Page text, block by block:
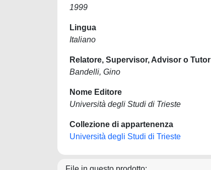
1999
Lingua
Italiano
Relatore, Supervisor, Advisor o Tutor
Bandelli, Gino
Nome Editore
Università degli Studi di Trieste
Collezione di appartenenza
Università degli Studi di Trieste